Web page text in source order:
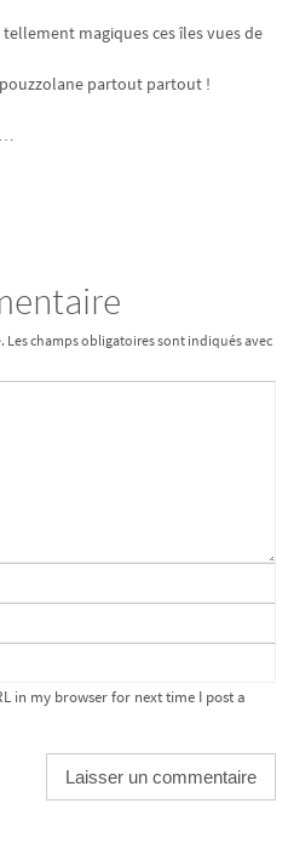
magiques ces îles vues de
partout partout !
Les champs obligatoires sont indiqués avec
in my browser for next time I post a